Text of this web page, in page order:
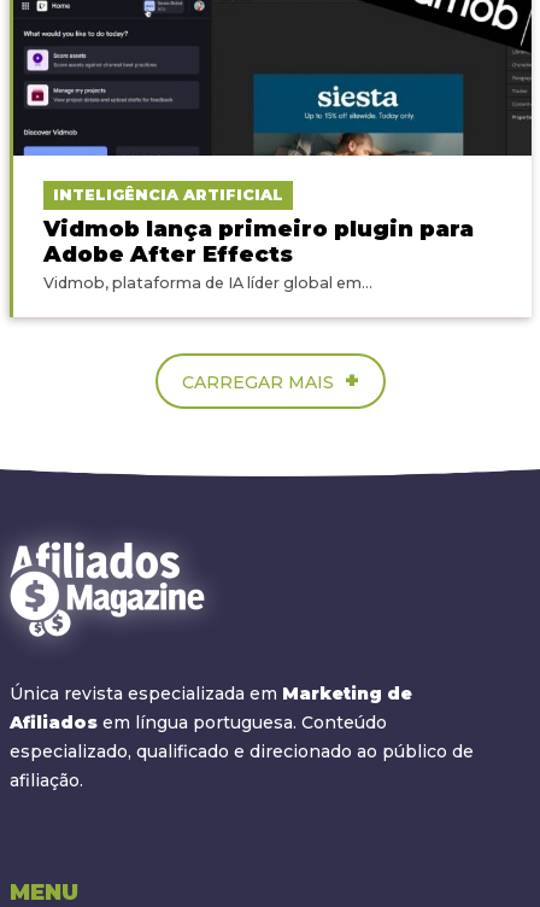
INTELIGÊNCIA ARTIFICIAL
Vidmob lança primeiro plugin para
Adobe After Effects
Vidmob, plataforma de IA líder global em...
CARREGAR MAIS +
Única revista especializada em Marketing de
Afiliados em língua portuguesa. Conteúdo
especializado, qualificado e direcionado ao público de
afiliação.
MENU